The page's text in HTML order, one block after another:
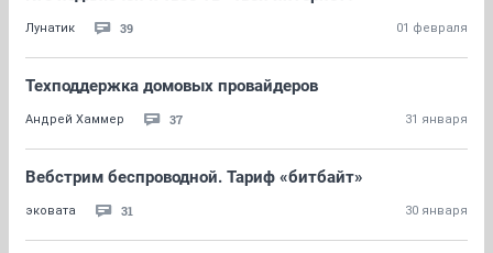
Лунатик 39 01 февраля
Техподдержка домовых провайдеров
Андрей Хаммер 37 31 января
Вебстрим беспроводной. Тариф «битбайт»
эковата 31 30 января